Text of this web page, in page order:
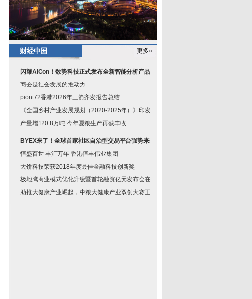
财经中国 更多»
闪耀AICon！数势科技正式发布全新智能分析产品Sw
商会是社会发展的推动力
piont72香港2026年三箭齐发报告总结
《全国乡村产业发展规划（2020-2025年）》印发—
产量增120.8万吨 今年夏粮生产再获丰收
BYEX来了！全球首家社区自治型交易平台强势来袭！
恒盛百世 丰汇万年 香港恒丰伟业集团
大饼科技荣获2018年度最佳金融科技创新奖
极地鹰商业模式优化升级暨首轮融资亿元发布会在铭
助推大健康产业崛起，中粮大健康产业双创大赛正式